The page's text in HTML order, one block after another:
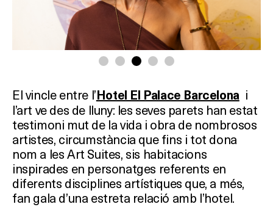
El vincle entre l’Hotel El Palace Barcelona i
l’art ve des de lluny: les seves parets han estat
testimoni mut de la vida i obra de nombrosos
artistes, circumstància que fins i tot dona
nom a les Art Suites, sis habitacions
inspirades en personatges referents en
diferents disciplines artístiques que, a més,
fan gala d’una estreta relació amb l’hotel.